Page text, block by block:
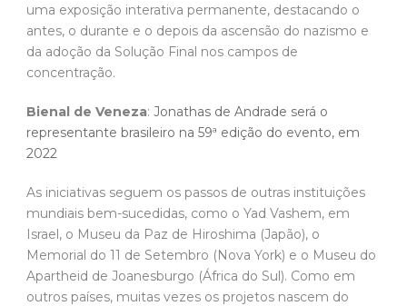
uma exposição interativa permanente, destacando o
antes, o durante e o depois da ascensão do nazismo e
da adoção da Solução Final nos campos de
concentração.
Bienal de Veneza: Jonathas de Andrade será o
representante brasileiro na 59ª edição do evento, em
2022
As iniciativas seguem os passos de outras instituições
mundiais bem-sucedidas, como o Yad Vashem, em
Israel, o Museu da Paz de Hiroshima (Japão), o
Memorial do 11 de Setembro (Nova York) e o Museu do
Apartheid de Joanesburgo (África do Sul). Como em
outros países, muitas vezes os projetos nascem do